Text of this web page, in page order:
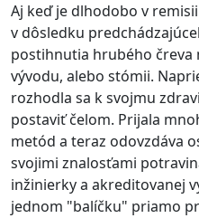
Aj keď je dlhodobo v
v dôsledku
postihnutia hrubého čreva
vývodu, alebo stómii.
rozhodla sa k svojmu
postaviť čelom. Prijala
metód a teraz odovzdáva
svojimi znalosťami
inžinierky a akreditovanej
jednom "balíčku" priamo